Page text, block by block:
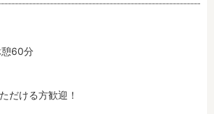
60分
だける方歓迎！